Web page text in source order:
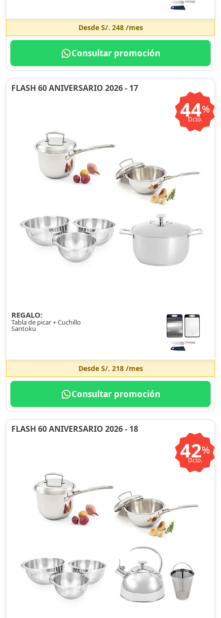
Desde S/. 248/mes
Consultar promoción
FLASH 60 ANIVERSARIO 2026 - 17
44%
Dcto.
REGALO:
Tabla de picar + Cuchillo
Santoku
Desde S/. 218/mes
Consultar promoción
FLASH 60 ANIVERSARIO 2026 - 18
42%
Dcto.